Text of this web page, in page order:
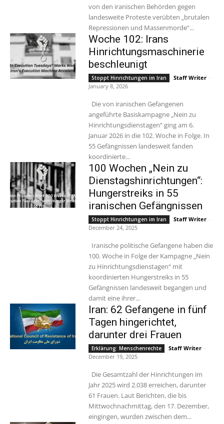
von den iranischen Behörden gegen
landesweite Proteste verübten „brutalen
Repressionen und Massenmorde“...
Woche 102: Irans
Hinrichtungsmaschinerie
beschleunigt
Stoppt Hinrichtungen im Iran Staff Writer -
January 8, 2026
angeführte Basiskampagne „Nein zu
Hinrichtungsdienstagen“ ging am 6.
Januar 2026 in die 102. Woche in Folge. In
55 Gefängnissen landesweit fanden
koordinierte...
100 Wochen „Nein zu
Dienstagshinrichtungen“:
Hungerstreiks in 55
iranischen Gefängnissen
Stoppt Hinrichtungen im Iran Staff Writer -
December 24, 2025
100. Woche in Folge der Kampagne „Nein
zu Hinrichtungsdienstagen“ mit
koordinierten Hungerstreiks in 55
Gefängnissen landesweit begangen und
damit eine ihrer...
Iran: 62 Gefangene in fünf
Tagen hingerichtet,
darunter drei Frauen
Erklärung: Menschenrechte Staff Writer -
December 19, 2025
Jahr 2025 wird 2.038 erreichen, darunter
61 Frauen. Laut Berichten, die bis
Mittwochnachmittag, den 17. Dezember,
eingingen, wurden zwischen dem...